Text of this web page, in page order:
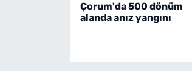
Çorum'da 500 dönüm
alanda anız yangını